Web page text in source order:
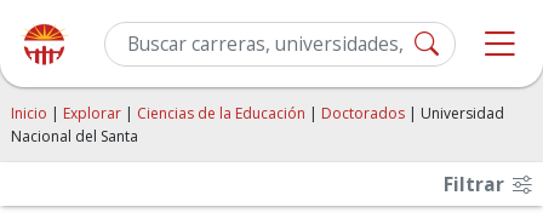
Inicio | Explorar | Ciencias de la Educación | Doctorados | Universidad
Nacional del Santa
Filtrar